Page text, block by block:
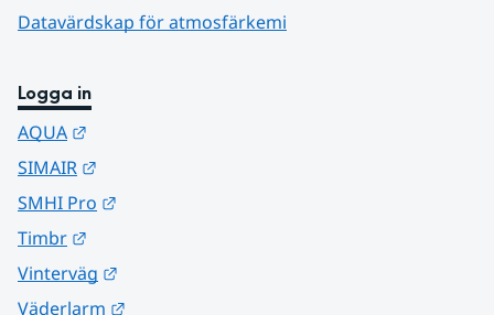
Datavärdskap för atmosfärkemi
Logga in
AQUA
SIMAIR
SMHI Pro
Timbr
Vinterväg
Väderlarm